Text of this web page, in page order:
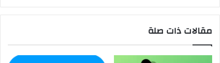
مقالات ذات صلة